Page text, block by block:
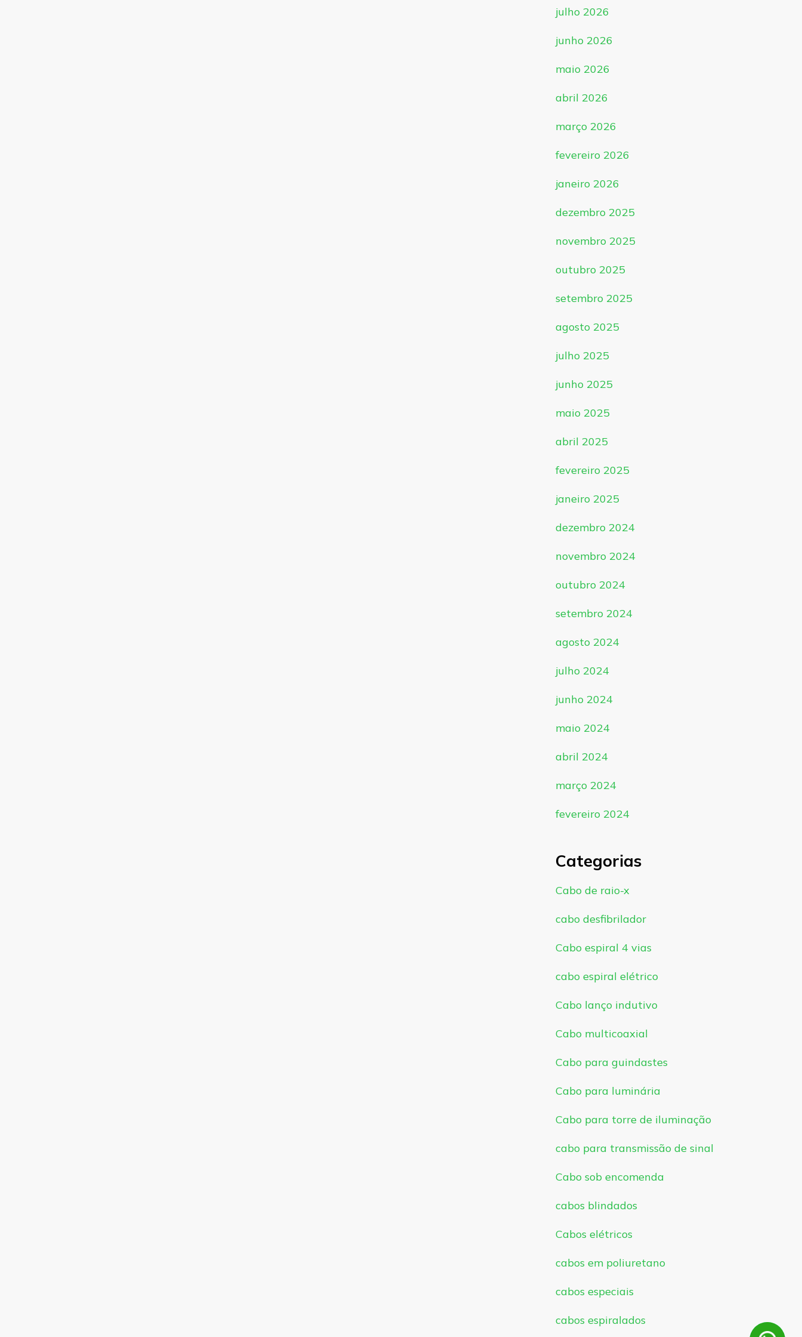
julho 2026
junho 2026
maio 2026
abril 2026
março 2026
fevereiro 2026
janeiro 2026
dezembro 2025
novembro 2025
outubro 2025
setembro 2025
agosto 2025
julho 2025
junho 2025
maio 2025
abril 2025
fevereiro 2025
janeiro 2025
dezembro 2024
novembro 2024
outubro 2024
setembro 2024
agosto 2024
julho 2024
junho 2024
maio 2024
abril 2024
março 2024
fevereiro 2024
Categorias
Cabo de raio-x
cabo desfibrilador
Cabo espiral 4 vias
cabo espiral elétrico
Cabo lanço indutivo
Cabo multicoaxial
Cabo para guindastes
Cabo para luminária
Cabo para torre de iluminação
cabo para transmissão de sinal
Cabo sob encomenda
cabos blindados
Cabos elétricos
cabos em poliuretano
cabos especiais
cabos espiralados